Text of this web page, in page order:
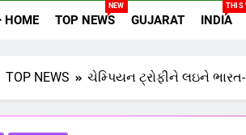
HOME TOP NEWS
NEW
GUJARAT INDIA
THIS
TOP NEWS ચેમ્પિયન ટ્રોફીને લઇને ભારત-